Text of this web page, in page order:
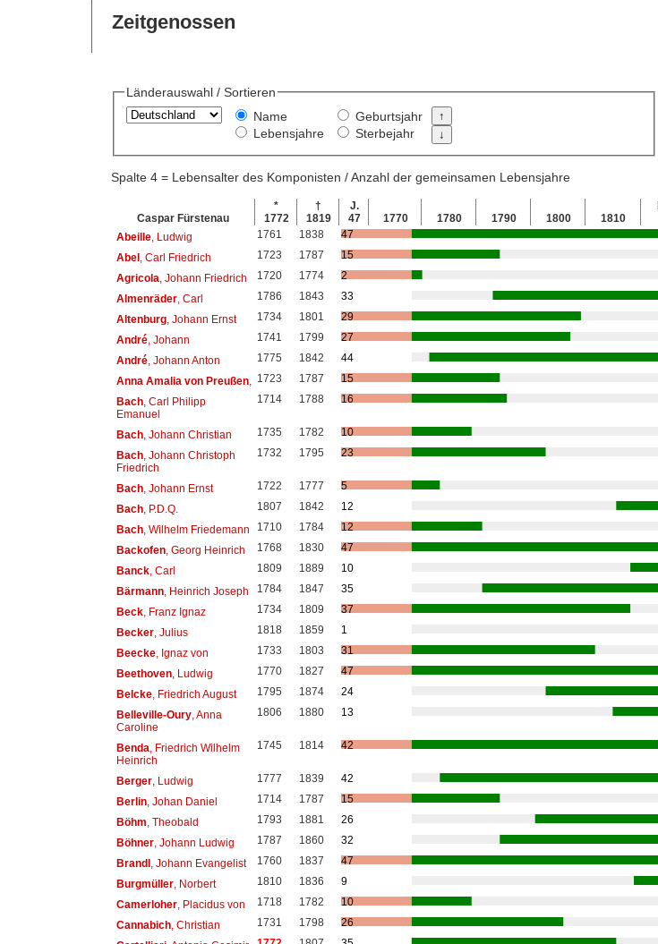
Zeitgenossen
Länderauswahl / Sortieren
Name
Lebensjahre
Geburtsjahr
Sterbejahr
Spalte 4 = Lebensalter des Komponisten / Anzahl der gemeinsamen Lebensjahre
Caspar Fürstenau
*
1772
†
1819
J.
47
1770 1780 1790 1800 1810
Abeille, Ludwig 1761 1838
47
Abel, Carl Friedrich 1723 1787
15
Agricola , Johann Friedrich 1720 1774
2
Almenräder, Carl 1786 1843
33
Altenburg, Johann Ernst 1734 1801
29
André, Johann 1741 1799
27
André, Johann Anton 1775 1842
44
Anna Amalia von Preußen, 1723 1787
15
Bach, Carl Philipp
Emanuel
1714 1788 16
Bach, Johann Christian 1735 1782
10
Bach, Johann Christoph
Friedrich
1732 1795 23
Bach, Johann Ernst 1722 1777
5
Bach, P.D.Q. 1807 1842
12
Bach, Wilhelm Friedemann 1710 1784
12
Backofen, Georg Heinrich 1768 1830
47
Banck, Carl 1809 1889
10
Bärmann, Heinrich Joseph 1784 1847
35
Beck, Franz Ignaz 1734 1809
37
Becker, Julius 1818 1859
1
Beecke, Ignaz von 1733 1803
31
Beethoven, Ludwig 1770 1827
47
Belcke, Friedrich August 1795 1874
24
Belleville-Oury, Anna
Caroline
1806 1880 13
Benda , Friedrich Wilhelm
Heinrich
1745 1814 42
Berger, Ludwig 1777 1839
42
Berlin, Johan Daniel 1714 1787
15
Böhm , Theobald 1793 1881
26
Böhner, Johann Ludwig 1787 1860
32
Brandl, Johann Evangelist 1760 1837
47
Burgmüller, Norbert 1810 1836
9
Camerloher, Placidus von 1718 1782
10
Cannabich, Christian 1731 1798
26